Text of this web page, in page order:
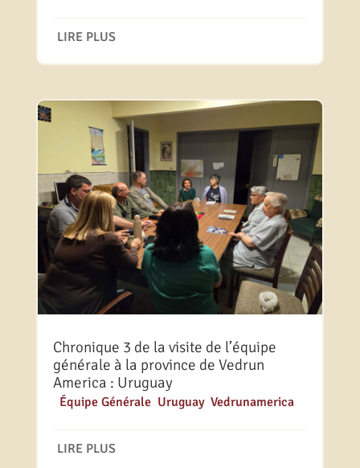
LIRE PLUS
Chronique 3 de la visite de l’équipe
générale à la province de Vedrun
America : Uruguay
Équipe Générale, Uruguay, Vedrunamerica
LIRE PLUS